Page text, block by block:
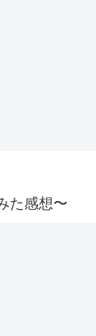
た感想〜